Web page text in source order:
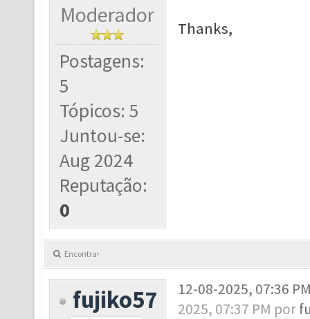
Moderador
Postagens:
5
Tópicos: 5
Juntou-se:
Aug 2024
Reputação:
0
Thanks,
Encontrar
fujiko57
12-08-2025, 07:36
2025, 07:37 PM por